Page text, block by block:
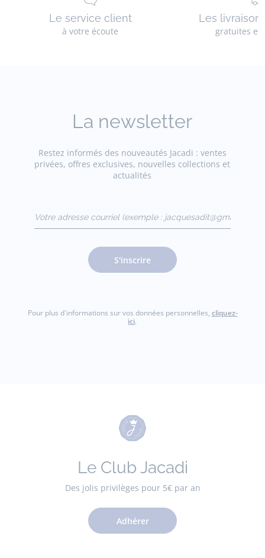
Le service client
à votre écoute
Les
gratuites
La newsletter
Restez informés des nouveautés Jacadi : ventes
privées, offres exclusives, nouvelles collections et
actualités
(exemple :
jacquesadit@gmail.com)
S'inscrire
Pour plus d'informations sur vos données personnelles, cliquez-
ici.
Le Club Jacadi
Des jolis privilèges pour 5€ par an
Adhérer